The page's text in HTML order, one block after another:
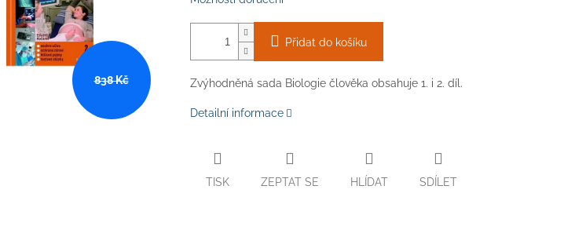
838 Kč
Přidat do košíku
Zvýhodněná sada Biologie člověka obsahuje 1. i 2. díl.
Detailní informace
TISK ZEPTAT SE HLÍDAT SDÍLET